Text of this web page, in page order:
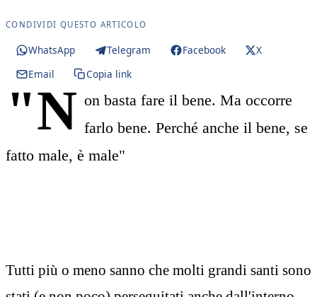
CONDIVIDI QUESTO ARTICOLO
WhatsApp Telegram Facebook
X
Email
Copia link
"N on basta fare il bene. Ma occorre
farlo bene. Perché anche il bene, se
fatto male, è male"
Tutti più o meno sanno che molti grandi santi sono